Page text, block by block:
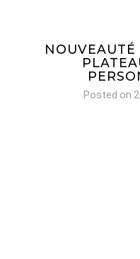
Posted on